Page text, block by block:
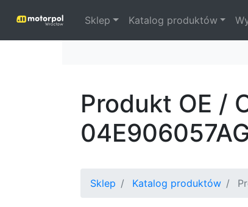
Sklep Katalog produktów
Produkt OE /
Sklep Katalog produktów